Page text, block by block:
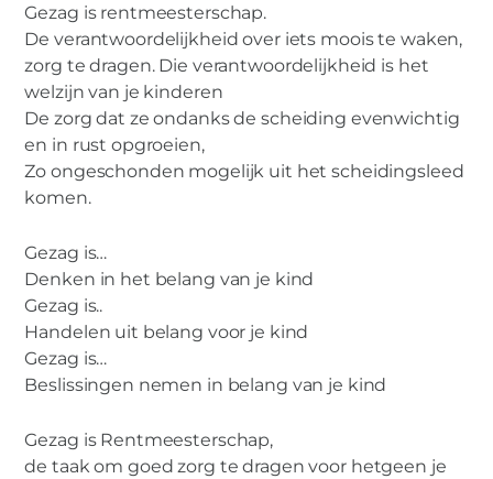
Gezag is rentmeesterschap.
De verantwoordelijkheid over iets moois te waken,
zorg te dragen. Die verantwoordelijkheid is het
welzijn van je kinderen
De zorg dat ze ondanks de scheiding evenwichtig
en in rust opgroeien,
Zo ongeschonden mogelijk uit het scheidingsleed
komen.
Gezag is…
Denken in het belang van je kind
Gezag is..
Handelen uit belang voor je kind
Gezag is…
Beslissingen nemen in belang van je kind
Gezag is Rentmeesterschap,
de taak om goed zorg te dragen voor hetgeen je